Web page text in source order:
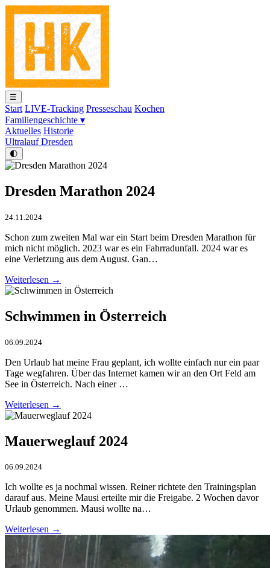
☰
Start LIVE-Tracking Presseschau Kochen
Familiengeschichte ▾
Aktuelles Historie
Ultralauf Dresden
🌓
Dresden Marathon 2024
24.11.2024
Schon zum zweiten Mal war ein Start beim Dresden Marathon für
mich nicht möglich. 2023 war es ein Fahrradunfall. 2024 war es
eine Verletzung aus dem August. Gan…
Weiterlesen →
Schwimmen in Österreich
06.09.2024
Den Urlaub hat meine Frau geplant, ich wollte einfach nur ein paar
Tage wegfahren. Über das Internet kamen wir an den Ort Feld am
See in Österreich. Nach einer …
Weiterlesen →
Mauerweglauf 2024
06.09.2024
Ich wollte es ja nochmal wissen. Reiner richtete den Trainingsplan
darauf aus. Meine Mausi erteilte mir die Freigabe. 2 Wochen davor
Urlaub genommen. Mausi wollte na…
Weiterlesen →